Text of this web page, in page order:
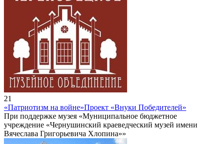
21
«Патриотизм на войне»Проект «Внуки Победителей»
При поддержке музея «Муниципальное бюджетное
учреждение «Чернушинский краеведческий музей имени
Вячеслава Григорьевича Хлопина»»